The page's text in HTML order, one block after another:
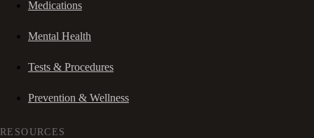
Medications
Mental Health
Tests & Procedures
Prevention & Wellness
RESOURCES